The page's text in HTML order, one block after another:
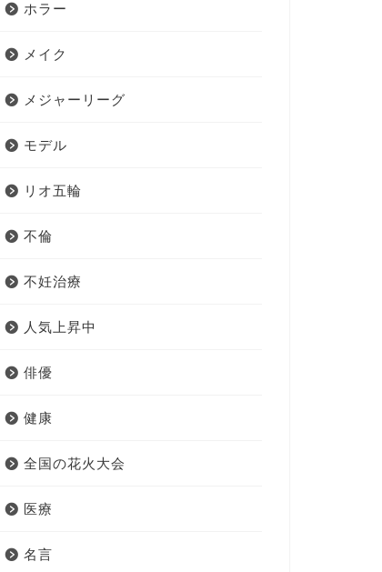
ホラー
メイク
メジャーリーグ
モデル
リオ五輪
不倫
不妊治療
人気上昇中
俳優
健康
全国の花火大会
医療
名言